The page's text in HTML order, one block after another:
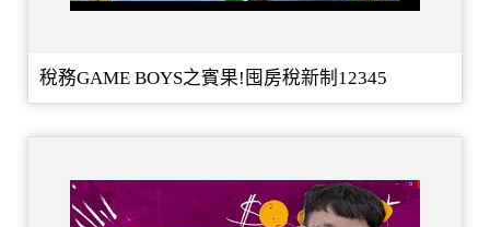
稅務GAME BOYS之賓果!囤房稅新制12345